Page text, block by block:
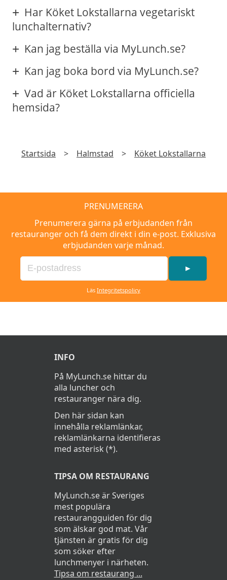
Har Köket Lokstallarna vegetariskt
lunchalternativ?
Kan jag beställa via MyLunch.se?
Kan jag boka bord via MyLunch.se?
Vad är Köket Lokstallarna officiella
hemsida?
Startsida > Halmstad > Köket Lokstallarna
PRENUMERERA
Prenumerera gärna på erbjudanden från
restauranger och få dem direkt i din e-post. Exklusiva
erbjudanden varje månad.
►
Läs Integritetspolicy
INFO
På MyLunch.se hittar du
alla luncher och
restauranger nära dig.
Den här sidan kan
innehålla reklamlänkar,
reklamlänkarna identifieras
med asterisk (*).
TIPSA OM RESTAURANG
MyLunch.se är Sveriges
mest populära
restaurangguiden för dig
som älskar god mat. Vår
tjänsten är gratis för dig
som söker efter
lunchmenyer i närheten.
Tipsa om restaurang ...